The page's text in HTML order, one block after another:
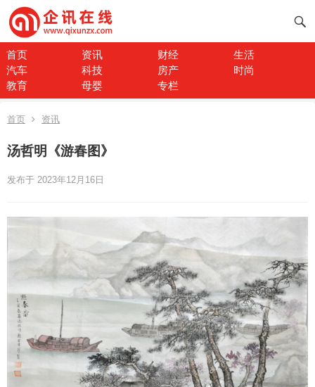
首页 资讯 财经
生活
汽车
科技 房产
时尚
教育
母婴 专栏
首页 资讯
汤哲明《游春图》
发布于 2023年12月16日